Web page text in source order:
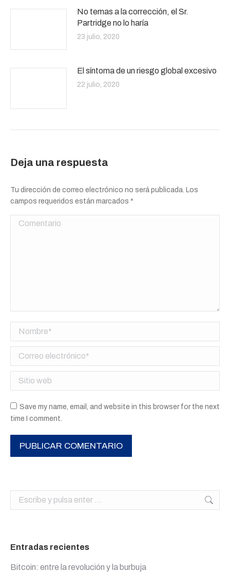
No temas a la corrección, el Sr.
Partridge no lo haría
23 julio, 2020
El síntoma de un riesgo global excesivo
22 julio, 2020
Deja una respuesta
Tu dirección de correo electrónico no será publicada. Los
campos requeridos están marcados *
Comentario
Nombre *
Correo electrónico *
Sitio web
Save my name, email, and website in this browser for the next
time I comment.
PUBLICAR COMENTARIO
Buscar:
Entradas recientes
Bitcoin: entre la revolución y la burbuja